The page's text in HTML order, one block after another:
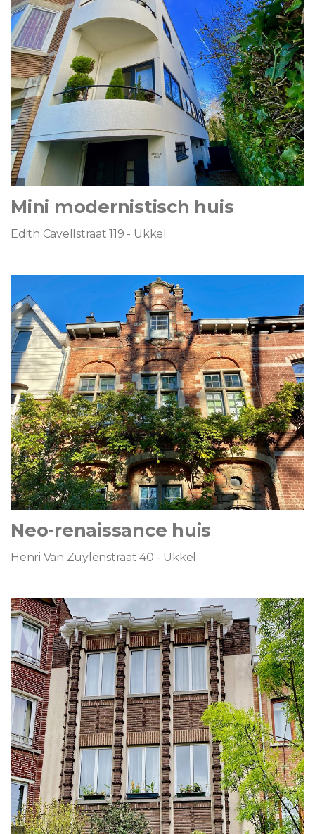
Mini modernistisch huis
Edith Cavellstraat 119 - Ukkel
Neo-renaissance huis
Henri Van Zuylenstraat 40 - Ukkel